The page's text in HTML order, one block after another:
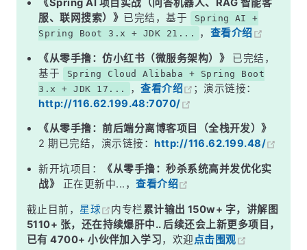
《Spring AI 项目实战（问答机器人、RAG 智能客
服、联网搜索）》 已完结，基于
Spring AI +
Spring Boot 3.x + JDK 21...
， 查看介绍
《从零手撸：仿小红书（微服务架构）》
已完结，
基于
Spring Cloud Alibaba + Spring Boot
3.x + JDK 17...
，查看介绍
；演示链接：
http://116.62.199.48:7070/
《从零手撸：前后端分离博客项目（全栈开发）》
2 期已完结，演示链接： http://116.62.199.48/
新开坑项目：
《从零手撸：秒杀系统高并发优化实
战》
正在更新中...，查看介绍
截止目前， 星球 内专栏累计输出 150w+ 字，讲解图
5110+ 张，还在持续爆肝中.. 后续还会上新更多项目，
已有 4700+ 小伙伴加入学习，欢迎点击围观